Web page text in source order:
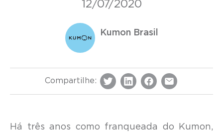
12/07/2020
Kumon Brasil
Compartilhe:
Há três anos como franqueada do Kumon,